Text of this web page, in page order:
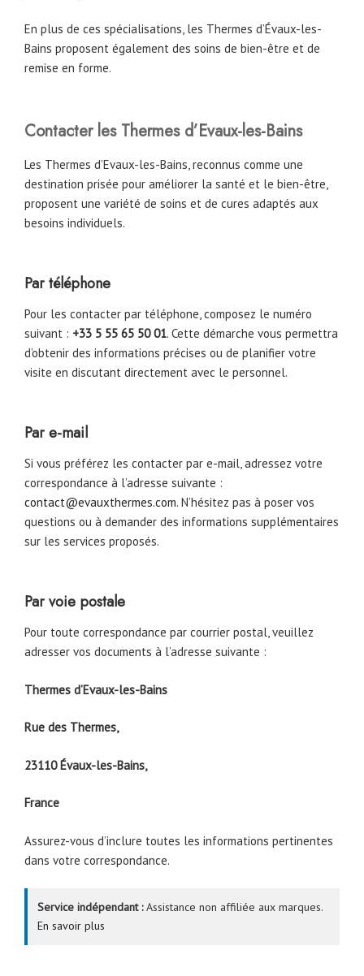
En plus de ces spécialisations, les Thermes d’Évaux-les-
Bains proposent également des soins de bien-être et de
remise en forme.
Contacter les Thermes d’Evaux-les-Bains
Les Thermes d’Evaux-les-Bains, reconnus comme une
destination prisée pour améliorer la santé et le bien-être,
proposent une variété de soins et de cures adaptés aux
besoins individuels.
Par téléphone
Pour les contacter par téléphone, composez le numéro
suivant : +33 5 55 65 50 01. Cette démarche vous permettra
d’obtenir des informations précises ou de planifier votre
visite en discutant directement avec le personnel.
Par e-mail
Si vous préférez les contacter par e-mail, adressez votre
correspondance à l’adresse suivante :
contact@evauxthermes.com. N’hésitez pas à poser vos
questions ou à demander des informations supplémentaires
sur les services proposés.
Par voie postale
Pour toute correspondance par courrier postal, veuillez
adresser vos documents à l’adresse suivante :
Thermes d’Evaux-les-Bains
Rue des Thermes,
23110 Évaux-les-Bains,
France
Assurez-vous d’inclure toutes les informations pertinentes
dans votre correspondance.
Service indépendant :Assistance non affiliée aux marques.
En savoir plus